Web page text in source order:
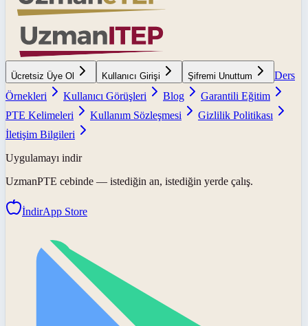
Ücretsiz Üye Ol Kullanıcı Girişi Şifremi Unuttum
Ders
Örnekleri
Kullanıcı Görüşleri Blog
Garantili Eğitim
PTE Kelimeleri
Kullanım Sözleşmesi
Gizlilik Politikası
İletişim Bilgileri
Uygulamayı indir
UzmanPTE cebinde — istediğin an, istediğin yerde çalış.
İndirApp Store